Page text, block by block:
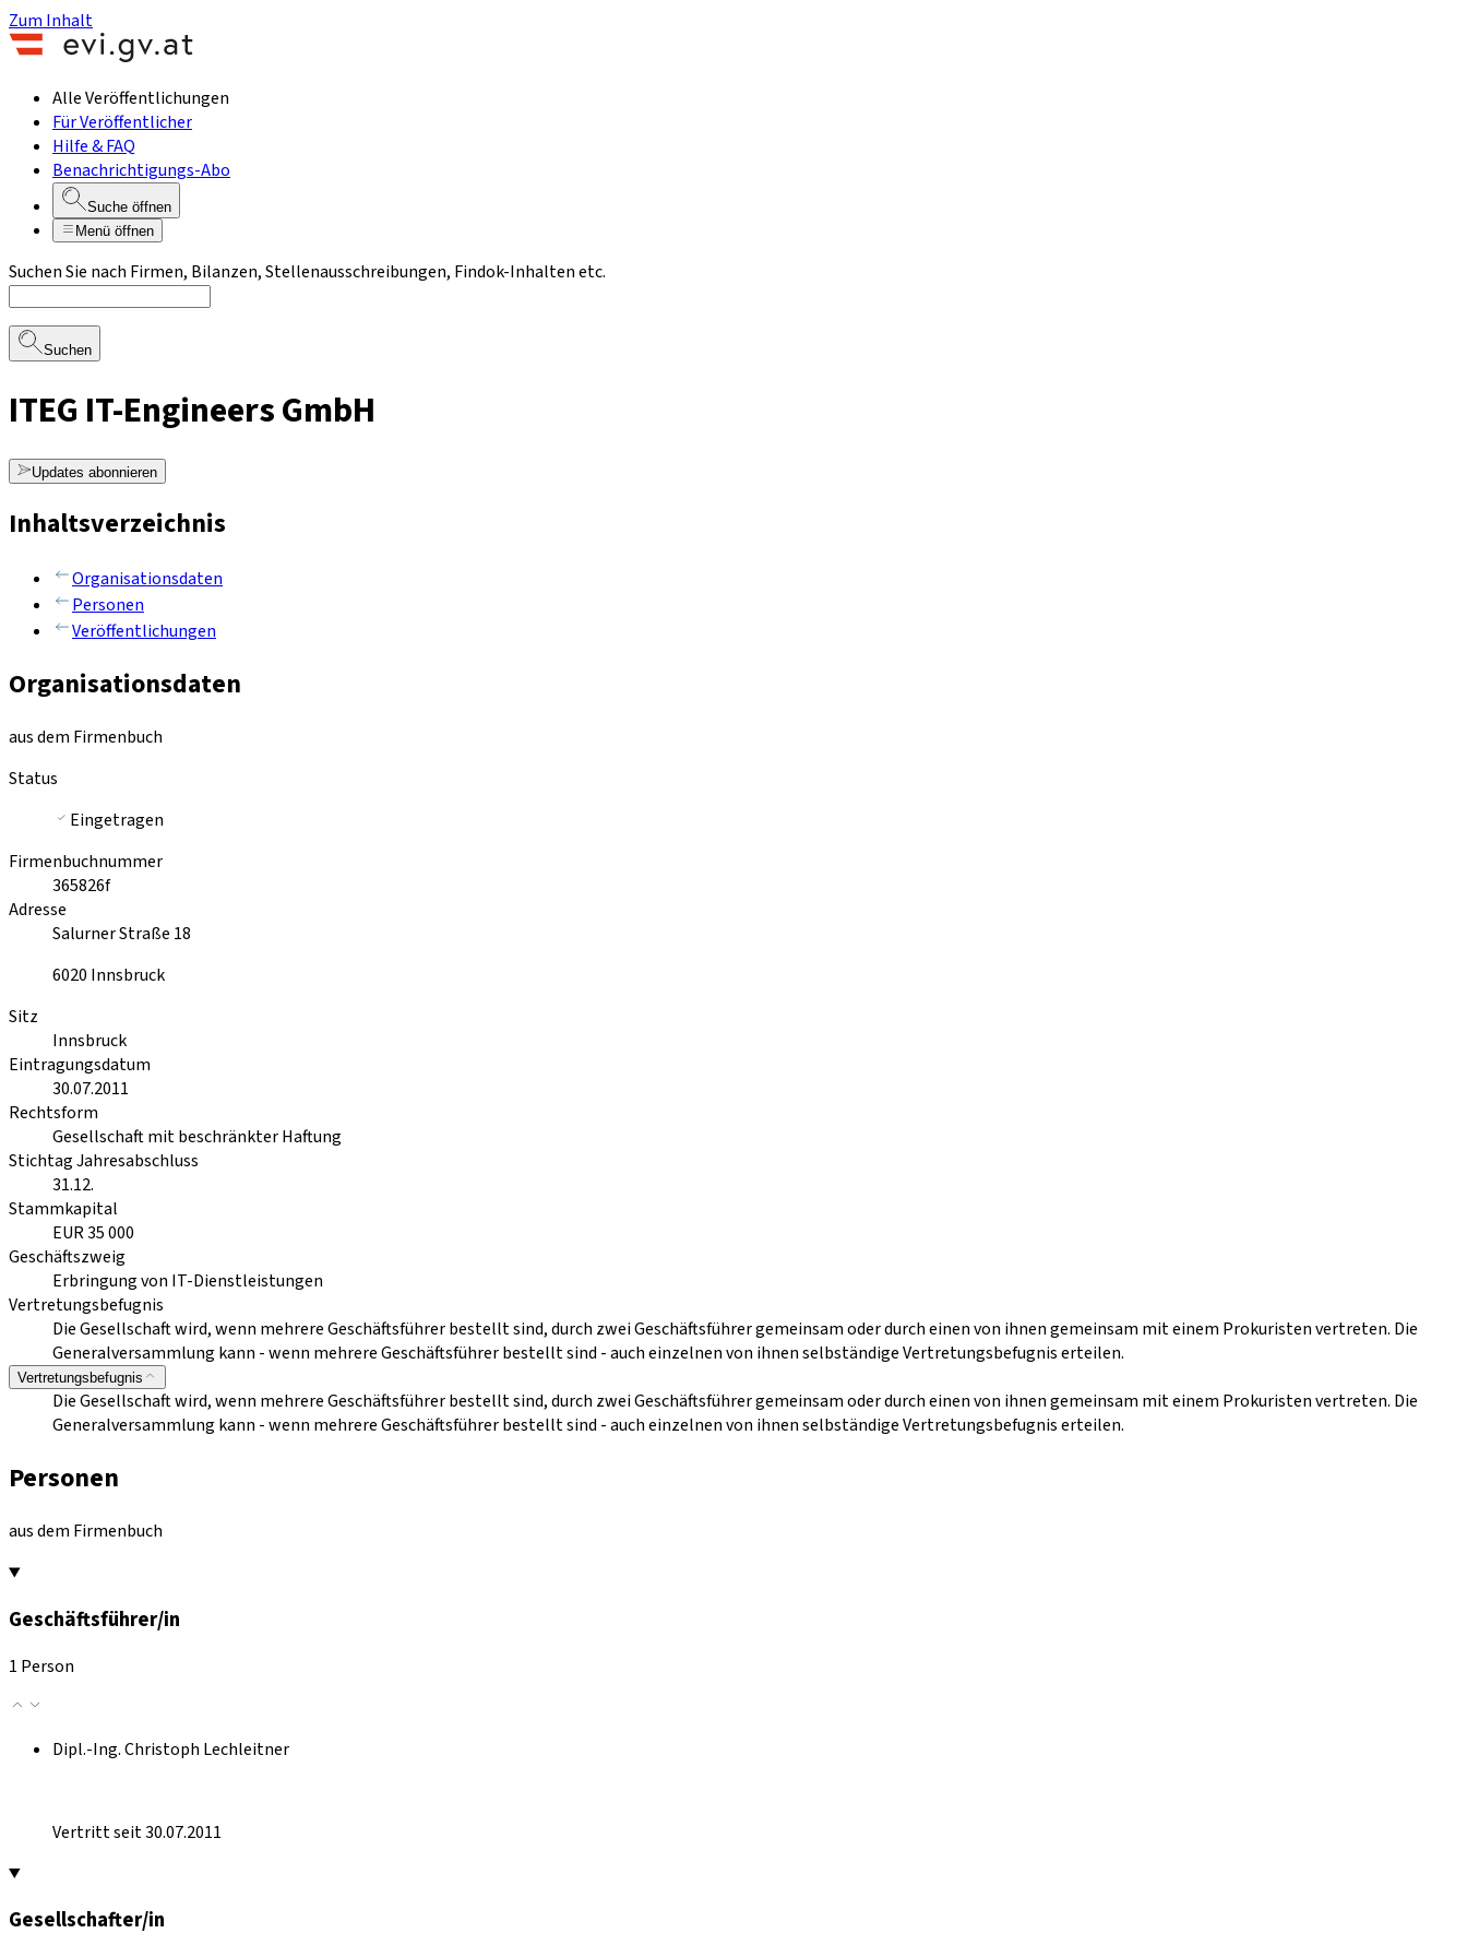
Zum Inhalt
Alle Veröffentlichungen
Für Veröffentlicher
Hilfe & FAQ
Benachrichtigungs-Abo
Suche öffnen
Menü öffnen
Suchen Sie nach Firmen, Bilanzen, Stellenausschreibungen, Findok-Inhalten etc.
Suchen
ITEG IT-Engineers GmbH
Updates abonnieren
Inhaltsverzeichnis
Organisationsdaten
Personen
Veröffentlichungen
Organisationsdaten
aus dem Firmenbuch
Status
Eingetragen
Firmenbuchnummer
365826f
Adresse
Salurner Straße 18
6020 Innsbruck
Sitz
Innsbruck
Eintragungsdatum
30.07.2011
Rechtsform
Gesellschaft mit beschränkter Haftung
Stichtag Jahresabschluss
31.12.
Stammkapital
EUR 35 000
Geschäftszweig
Erbringung von IT-Dienstleistungen
Vertretungsbefugnis
Die Gesellschaft wird, wenn mehrere Geschäftsführer bestellt sind, durch zwei Geschäftsführer gemeinsam oder durch einen von ihnen gemeinsam mit einem Prokuristen vertreten. Die
Generalversammlung kann - wenn mehrere Geschäftsführer bestellt sind - auch einzelnen von ihnen selbständige Vertretungsbefugnis erteilen.
Vertretungsbefugnis
Die Gesellschaft wird, wenn mehrere Geschäftsführer bestellt sind, durch zwei Geschäftsführer gemeinsam oder durch einen von ihnen gemeinsam mit einem Prokuristen vertreten. Die
Generalversammlung kann - wenn mehrere Geschäftsführer bestellt sind - auch einzelnen von ihnen selbständige Vertretungsbefugnis erteilen.
Personen
aus dem Firmenbuch
Geschäftsführer/in
1 Person
Dipl.-Ing. Christoph Lechleitner
Vertritt seit 30.07.2011
Gesellschafter/in